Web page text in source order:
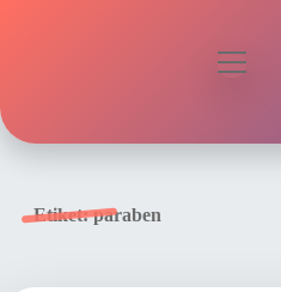
menüyü
Etiket:paraben